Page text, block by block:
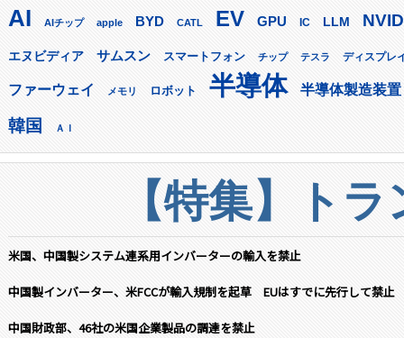
AI AIチップ apple BYD CATL EV GPU IC LLM
エヌビディア サムスン スマートフォン チップ テスラ ディスプレ
ファーウェイ メモリ ロボット 半導体 半導体製造装置
韓国 ＡＩ
【特集】ト
米国、中国製システム連系用インバーターの輸入を禁止
中国製インバーター、米FCCが輸入規制を起草 EUはすでに先行して禁止
中国財政部、46社の米国企業製品の調達を禁止